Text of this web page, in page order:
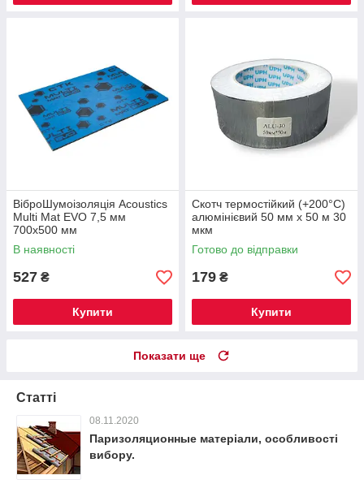
ВіброШумоізоляція Acoustics
Multi Mat EVO 7,5 мм
700x500 мм
В наявності
527 ₴
Купити
Скотч термостійкий (+200°С)
алюмінієвий 50 мм х 50 м 30
мкм
Готово до відправки
179 ₴
Купити
Показати ще
Статті
08.11.2020
Паризоляционные матеріали, особливості
вибору.